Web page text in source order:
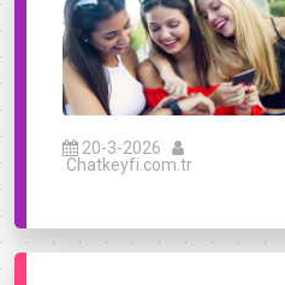
20-3-2026
Chatkeyfi.com.tr